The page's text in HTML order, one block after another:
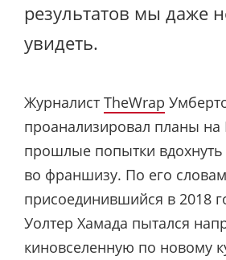
результатов мы даже
увидеть.
Журналист TheWrap
проанализировал планы на
прошлые попытки
во франшизу. По его
присоединившийся в 2018
Уолтер Хамада пытался
киновселенную по новому